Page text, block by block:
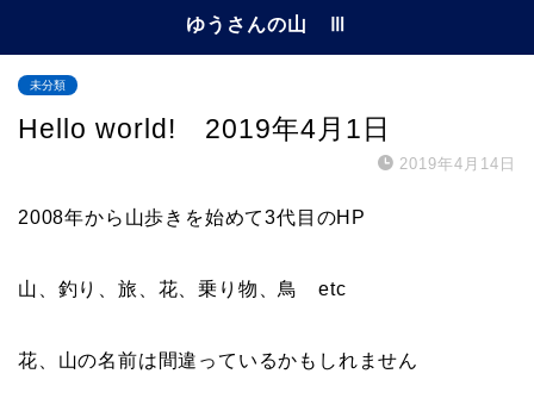
ゆうさんの山 Ⅲ
未分類
Hello world! 2019年4月1日
2019年4月14日
2008年から山歩きを始めて3代目のHP
山、釣り、旅、花、乗り物、鳥 etc
花、山の名前は間違っているかもしれません